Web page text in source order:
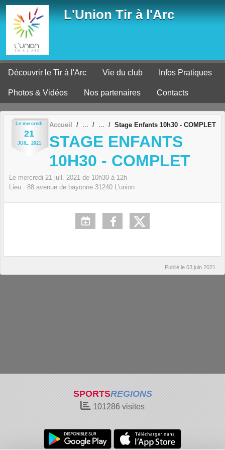
L'Union Tir à l'Arc
Découvrir le Tir à l'Arc Vie du club Infos Pratiques
Photos & Vidéos Nos partenaires Contacts
Le mercredi
21
JUIL. 2021
Accueil Stage Enfants 10h30 - COMPLET
STAGE ENFANTS
10H30 - COMPLET
Le mercredi 21 juil. 2021 de 10h30 à 12h
Lieu : 88 avenue de bayonne 31240 L'union
Publié le 03 juin 2021
SPORTSREGIONS
101286 visites
Panneau de gestion des cookies